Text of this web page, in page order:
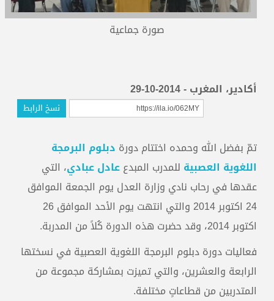
صورة جماعية
أكادير، المغرب - 2014-10-29
نسخ الرابط
تمّ بفضل الله وحمده اختتام دورة دبلوم البرمجة
اللغوية العصبية للمدرب المبدععادل عبادي، التي
عقدها في رحاب نادي وزارة العدل يوم الجمعة الموافق
24 اكتوبر 2014 والتي انتهت يوم الأحد الموافق 26
اكتوبر 2014، وقد حضرت هذه الدورة كُلاً من المدربة.
فعاليات دورة دبلوم البرمجة اللغوية العصبية في نسختها
الرابعة والعشرين، والتي تميزت بمشاركة مجموعة من
المتدربين من قطاعاتٍ مختلفة.